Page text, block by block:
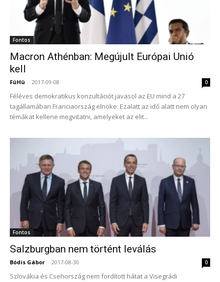
Fontos
Macron Athénban: Megújult Európai Unió
kell
FüHü - 2017-09-08 0
Féléves demokratikus konzultációt javasol az EU mind a 27
tagállamában Franciaország elnöke. Ezalatt az idő alatt nem olyan
témákat kellene megvitatni, amelyeket az elit...
Fontos
Salzburgban nem történt leválás
Bódis Gábor - 2017-08-30 0
Szlovákia és Csehország nem fordított hátat a Visegrádi